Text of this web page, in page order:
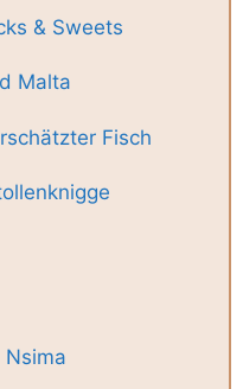
& Sweets
Malta
Fisch